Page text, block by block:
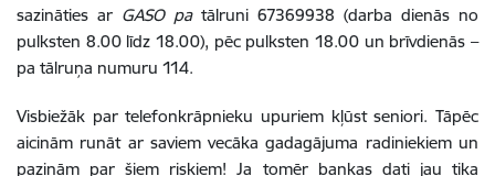
sazināties ar GASO pa tālruni 67369938 (darba dienās no
pulksten 8.00 līdz 18.00), pēc pulksten 18.00 un brīvdienās –
pa tālruņa numuru 114.
Visbiežāk par telefonkrāpnieku upuriem kļūst seniori. Tāpēc
aicinām runāt ar saviem vecāka gadagājuma radiniekiem un
paziņām par šiem riskiem! Ja tomēr bankas dati jau tika